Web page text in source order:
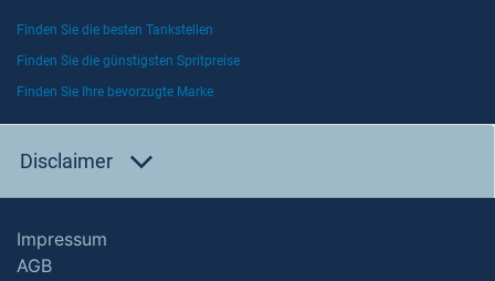
Finden Sie die besten Tankstellen
Finden Sie die günstigsten Spritpreise
Finden Sie Ihre bevorzugte Marke
Disclaimer
Impressum
AGB